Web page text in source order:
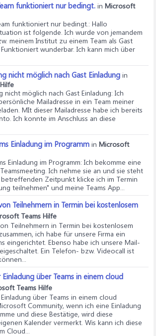
funktioniert nur bedingt. in Microsoft
funktioniert nur bedingt.: Hallo
ist folgende. Ich wurde von jemandem
meinem Institut zu einem Team als Gast
wunderbar. Ich kann mich über
nicht möglich nach Gast Einladung in
nicht möglich nach Gast Einladung: Ich
Mailadresse in ein Team meiner
MIt dieser Mailadresse habe ich bereits
Ich konnte im Anschluss an diese
Einladung im Programm in Microsoft
Einladung im Programm: Ich bekomme eine
Ich nehme sie an und sie steht
betreffenden Zeitpunkt klicke ich im Termin
teilnehmen" und meine Teams App...
Teilnehmern in Termin bei kostenlosem
Teams Hilfe
Teilnehmern in Termin bei kostenlosem
ich habe für unsere Firma ein
eingerichtet. Ebenso habe ich unsere Mail-
Ein Telefon- bzw. Videocall ist
über Teams in einem cloud
Teams Hilfe
über Teams in einem cloud
Community, wenn ich eine Einladung
und diese Bestätige, wird diese
Kalender vermerkt. Wis kann ich diese
Cloud...